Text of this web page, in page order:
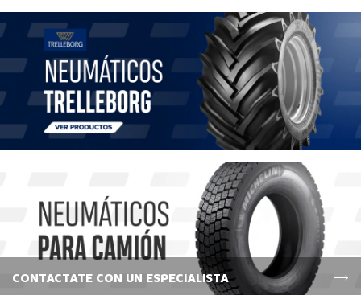
CONTACTATE CON UN ESPECIALISTA